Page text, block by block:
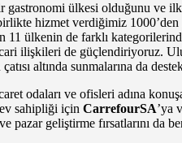
gastronomi ülkesi olduğunu ve
birlikte hizmet verdiğimiz
11 ülkenin de farklı
ilişkileri de güçlendiriyoruz.
çatısı altında sunmalarına da
odaları ve ofisleri adına
sahipliği için CarrefourSA’ya
pazar geliştirme fırsatlarını